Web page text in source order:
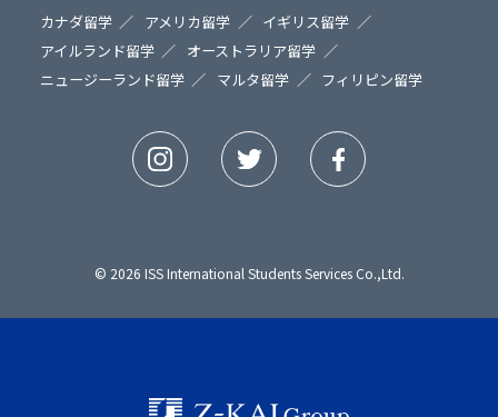
カナダ留学 アメリカ留学
イギリス留学
アイルランド留学
オーストラリア留学
ニュージーランド留学
マルタ留学 フィリピン留学
© 2026 ISS International Students Services Co.,Ltd.